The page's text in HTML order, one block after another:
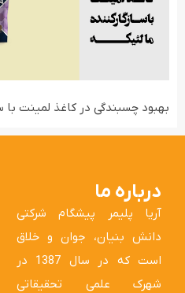
بهبود چسبندگی در کاغذ لمینت با
درباره ما
آریا پلیمر پیشگام شرکتی
دانش بنیان، جوان و خلاق
است که در سال 1387 در
شهرک علمی تحقیقاتی